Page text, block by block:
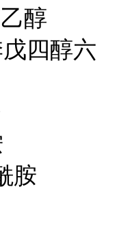
醇
四醇六
胺